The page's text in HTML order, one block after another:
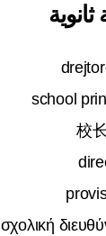
school
校
σχολική